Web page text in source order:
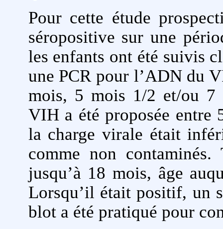
Pour cette étude
séropositive sur une
les enfants ont été suivis
une PCR pour l’ADN du
mois, 5 mois 1/2 et/ou 7
VIH a été proposée entre
la charge virale était
comme non
jusqu’à 18 mois, âge
Lorsqu’il était positif, un
blot a été pratiqué pour